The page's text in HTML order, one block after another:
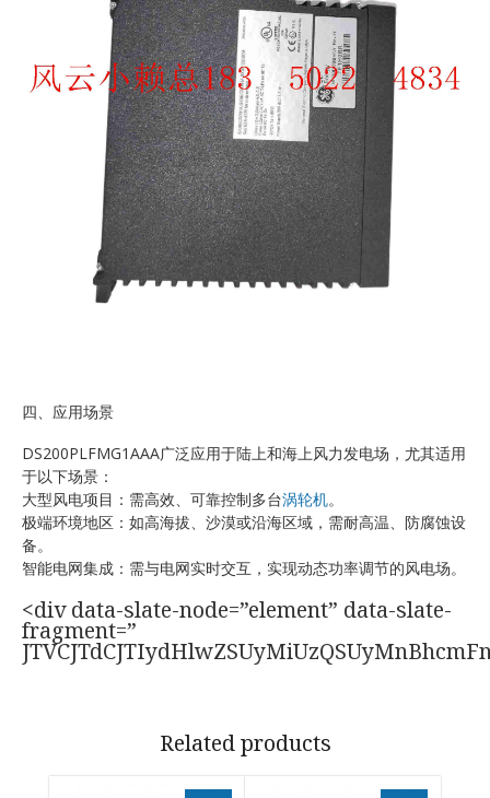
四、应用场景
DS200PLFMG1AAA广泛应用于陆上和海上风力发电场，尤其适用
于以下场景：
大型风电项目：需高效、可靠控制多台涡轮机。
极端环境地区：如高海拔、沙漠或沿海区域，需耐高温、防腐蚀设
备。
智能电网集成：需与电网实时交互，实现动态功率调节的风电场。
<div data-slate-node=”element” data-slate-
fragment=”
Related products